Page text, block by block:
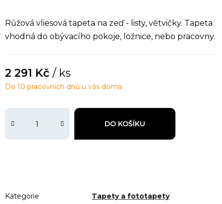
Růžová vliesová tapeta na zeď - listy, větvičky. Tapeta
vhodná do obývacího pokoje, ložnice, nebo pracovny.
2 291 Kč / ks
DO KOŠÍKU
Do 10 pracovních dnů u vás doma
Kategorie
Tapety a fototapety